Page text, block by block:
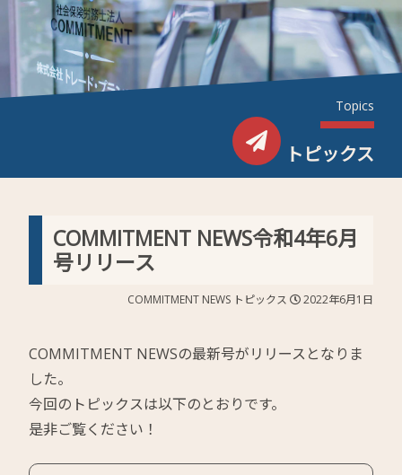
Topics
トピックス
COMMITMENT NEWS令和4年6月
号リリース
COMMITMENT NEWS トピックス 2022年6月1日
COMMITMENT NEWSの最新号がリリースとなりま
した。
今回のトピックスは以下のとおりです。
是非ご覧ください！